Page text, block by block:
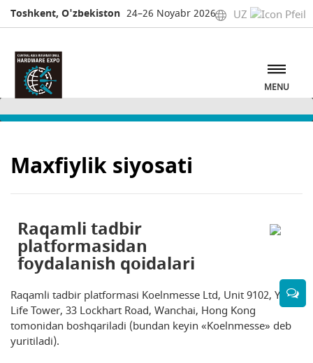
Toshkent, O'zbekiston 24–26 Noyabr 2026 UZ
MENU
Maxfiylik siyosati
Raqamli tadbir
platformasidan
foydalanish qoidalari
Raqamli tadbir platformasi Koelnmesse Ltd, Unit 9102, YF
Life Tower, 33 Lockhart Road, Wanchai, Hong Kong
tomonidan boshqariladi (bundan keyin «Koelnmesse» deb
yuritiladi).